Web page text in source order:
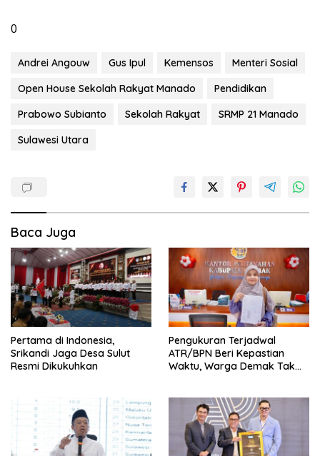
0
Andrei Angouw Gus Ipul Kemensos
Menteri Sosial
Open House Sekolah Rakyat Manado
Pendidikan
Prabowo Subianto
Sekolah Rakyat
SRMP 21 Manado
Sulawesi Utara
Baca Juga
Pertama di Indonesia,
Srikandi Jaga Desa Sulut
Resmi Dikukuhkan
Pengukuran Terjadwal
ATR/BPN Beri Kepastian
Waktu, Warga Demak Tak